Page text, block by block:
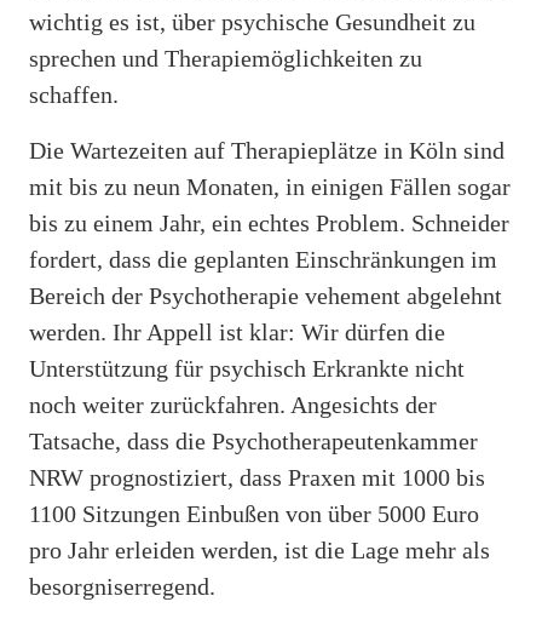
wichtig es ist, über psychische Gesundheit zu
sprechen und Therapiemöglichkeiten zu
schaffen.
Die Wartezeiten auf Therapieplätze in Köln sind
mit bis zu neun Monaten, in einigen Fällen sogar
bis zu einem Jahr, ein echtes Problem. Schneider
fordert, dass die geplanten Einschränkungen im
Bereich der Psychotherapie vehement abgelehnt
werden. Ihr Appell ist klar: Wir dürfen die
Unterstützung für psychisch Erkrankte nicht
noch weiter zurückfahren. Angesichts der
Tatsache, dass die Psychotherapeutenkammer
NRW prognostiziert, dass Praxen mit 1000 bis
1100 Sitzungen Einbußen von über 5000 Euro
pro Jahr erleiden werden, ist die Lage mehr als
besorgniserregend.